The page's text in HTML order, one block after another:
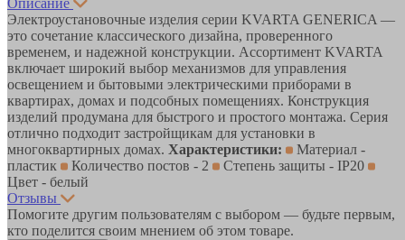
Электроустановочные изделия серии KVARTA GENERICA —
это сочетание классического дизайна, проверенного
временем, и надежной конструкции. Ассортимент KVARTA
включает широкий выбор механизмов для управления
освещением и бытовыми электрическими приборами в
квартирах, домах и подсобных помещениях. Конструкция
изделий продумана для быстрого и простого монтажа. Серия
отлично подходит застройщикам для установки в
многоквартирных домах. Характеристики:
Материал -
пластик
Количество постов - 2
Степень защиты - IP20
Цвет - белый
Отзывы
Помогите другим пользователям с выбором — будьте первым,
кто поделится своим мнением об этом товаре.